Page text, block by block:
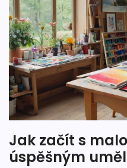
Jak začít s
úspěšným